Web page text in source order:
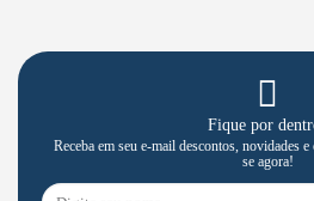
Fique por
Receba em seu e-mail descontos, novidades
se agora!